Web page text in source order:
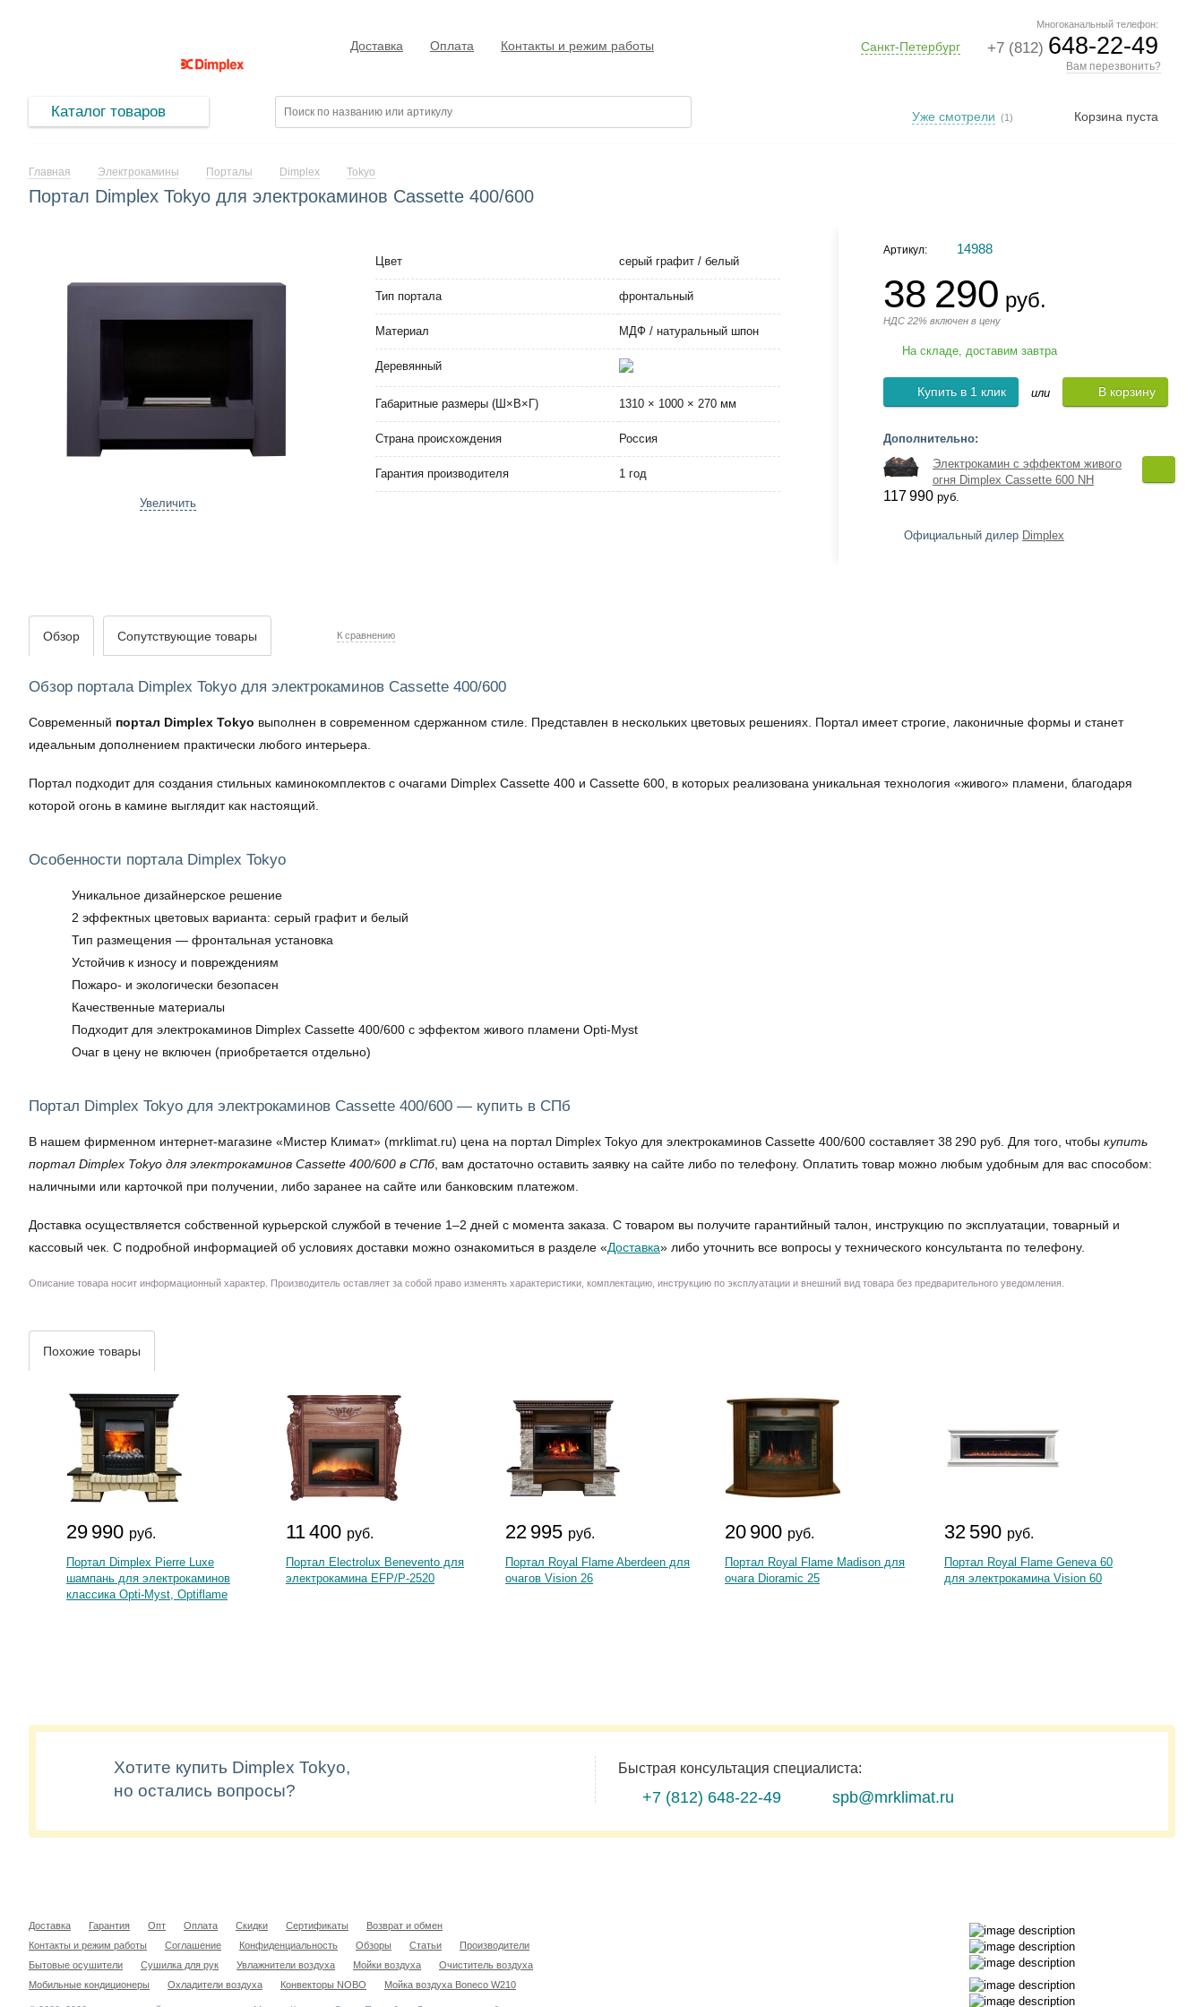
Многоканальный телефон:
+7 (812) 648-22-49
Вам перезвонить?
Санкт-Петербург
Доставка Оплата Контакты и режим работы
Каталог товаров Корзина пуста
Уже смотрели (1)
Главная Электрокамины Порталы Dimplex Tokyo
Портал Dimplex Tokyo для электрокаминов Cassette 400/600
Увеличить
Цвет серый графит / белый
Тип портала фронтальный
Материал МДФ / натуральный шпон
Деревянный
Габаритные размеры (Ш×В×Г) 1310 × 1000 × 270 мм
Страна происхождения Россия
Гарантия производителя 1 год
Артикул: 14988
38 290 руб.
НДС 22% включен в цену
На складе, доставим завтра
Купить в 1 клик или В корзину
Дополнительно:
Электрокамин с эффектом живого
огня Dimplex Cassette 600 NH
117 990 руб.
Официальный дилер Dimplex
Обзор Сопутствующие товары К сравнению
Обзор портала Dimplex Tokyo для электрокаминов Cassette 400/600
Современный портал Dimplex Tokyo выполнен в современном сдержанном стиле. Представлен в нескольких цветовых решениях. Портал имеет строгие, лаконичные формы и станет
идеальным дополнением практически любого интерьера.
Портал подходит для создания стильных каминокомплектов с очагами Dimplex Cassette 400 и Cassette 600, в которых реализована уникальная технология «живого» пламени, благодаря
которой огонь в камине выглядит как настоящий.
Особенности портала Dimplex Tokyo
Уникальное дизайнерское решение
2 эффектных цветовых варианта: серый графит и белый
Тип размещения — фронтальная установка
Устойчив к износу и повреждениям
Пожаро- и экологически безопасен
Качественные материалы
Подходит для электрокаминов Dimplex Cassette 400/600 с эффектом живого пламени Opti-Myst
Очаг в цену не включен (приобретается отдельно)
Портал Dimplex Tokyo для электрокаминов Cassette 400/600 — купить в СПб
В нашем фирменном интернет-магазине «Мистер Климат» (mrklimat.ru) цена на портал Dimplex Tokyo для электрокаминов Cassette 400/600 составляет 38 290 руб. Для того, чтобы купить
портал Dimplex Tokyo для электрокаминов Cassette 400/600 в СПб, вам достаточно оставить заявку на сайте либо по телефону. Оплатить товар можно любым удобным для вас способом:
наличными или карточкой при получении, либо заранее на сайте или банковским платежом.
Доставка осуществляется собственной курьерской службой в течение 1–2 дней с момента заказа. С товаром вы получите гарантийный талон, инструкцию по эксплуатации, товарный и
кассовый чек. С подробной информацией об условиях доставки можно ознакомиться в разделе «Доставка» либо уточнить все вопросы у технического консультанта по телефону.
Описание товара носит информационный характер. Производитель оставляет за собой право изменять характеристики, комплектацию, инструкцию по эксплуатации и внешний вид товара без предварительного уведомления.
Похожие товары
29 990 руб.
Портал Dimplex Pierre Luxe
шампань для электрокаминов
классика Opti-Myst, Optiflame
11 400 руб.
Портал Electrolux Benevento для
электрокамина EFP/P-2520
22 995 руб.
Портал Royal Flame Aberdeen для
очагов Vision 26
20 900 руб.
Портал Royal Flame Madison для
очага Dioramic 25
32 590 руб.
Портал Royal Flame Geneva 60
для электрокамина Vision 60
Хотите купить Dimplex Tokyo,
но остались вопросы?
Быстрая консультация специалиста:
+7 (812) 648-22-49 spb@mrklimat.ru
Доставка Гарантия Опт Оплата Скидки Сертификаты
Возврат и обмен
Контакты и режим работы
Соглашение Конфиденциальность Обзоры Статьи
Производители
Бытовые осушители
Сушилка для рук Увлажнители воздуха Мойки воздуха
Очиститель воздуха
Мобильные кондиционеры
Охладители воздуха Конвекторы NOBO Мойка воздуха Boneco W210